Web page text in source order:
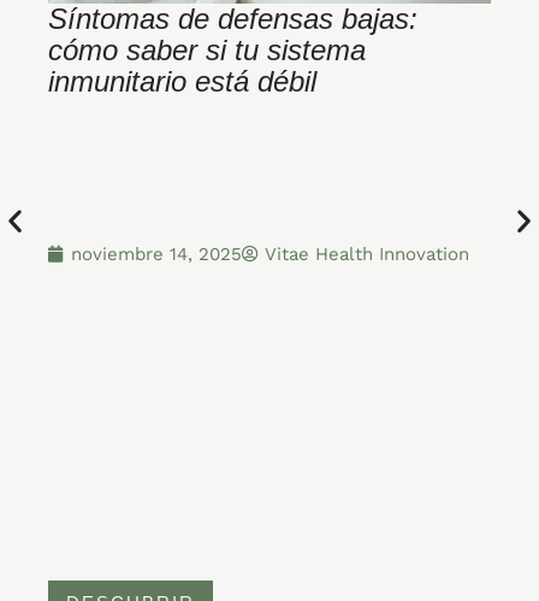
Síntomas de defensas bajas:
cómo saber si tu sistema
inmunitario está débil
noviembre 14, 2025 Vitae Health Innovation